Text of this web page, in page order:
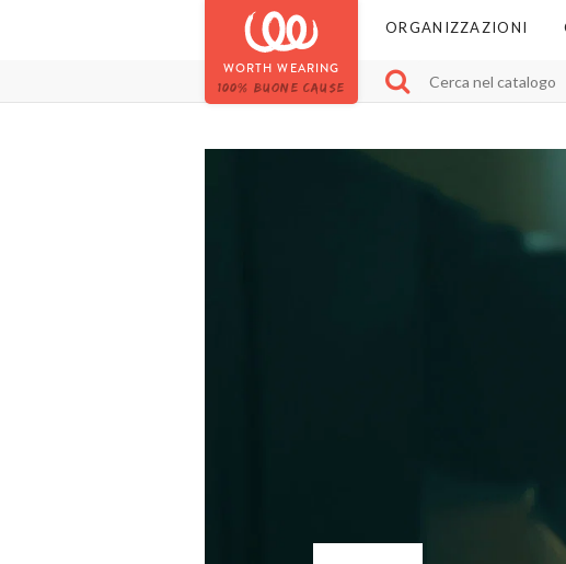
WORTH WEARING
100% BUONE CAUSE
ORGANIZZAZIONI